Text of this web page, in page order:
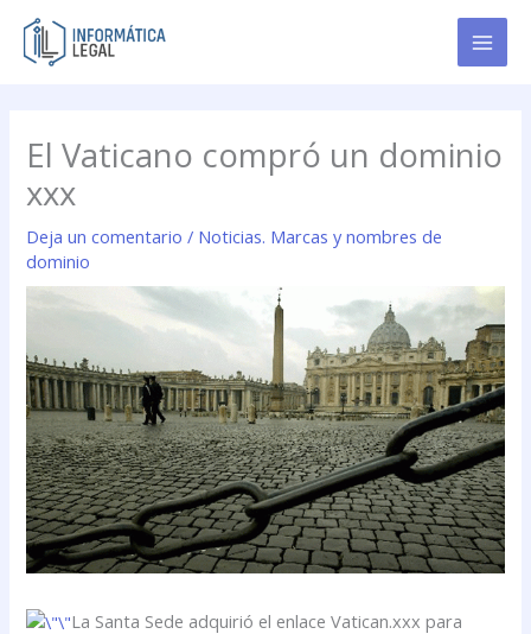
contenido
El Vaticano compró un dominio
xxx
Deja un comentario / Noticias. Marcas y nombres de
dominio
La Santa Sede adquirió el enlace Vatican.xxx para